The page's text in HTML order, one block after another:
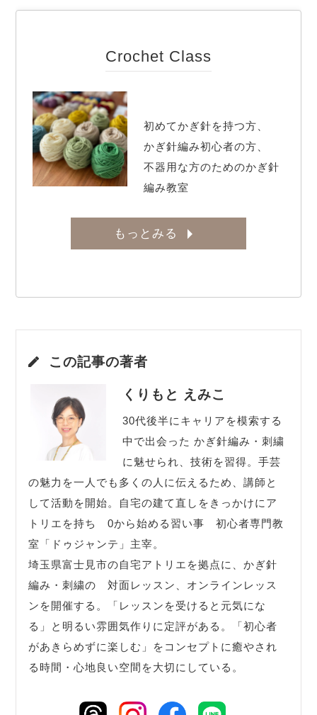
Crochet Class
初めてかぎ針を持つ方、
かぎ針編み初心者の方、
不器用な方のためのかぎ針
編み教室
もっとみる
この記事の著者
くりもと えみこ
30代後半にキャリアを模索する
中で出会った かぎ針編み・刺繍
に魅せられ、技術を習得。手芸
の魅力を一人でも多くの人に伝えるため、講師と
して活動を開始。自宅の建て直しをきっかけにア
トリエを持ち 0から始める習い事 初心者専門教
室「ドゥジャンテ」主宰。
埼玉県富士見市の自宅アトリエを拠点に、かぎ針
編み・刺繍の 対面レッスン、オンラインレッス
ンを開催する。「レッスンを受けると元気にな
る」と明るい雰囲気作りに定評がある。「初心者
があきらめずに楽しむ」をコンセプトに癒やされ
る時間・心地良い空間を大切にしている。